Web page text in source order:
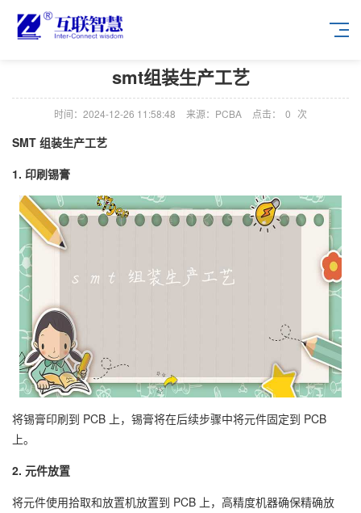
smt组装生产工艺
时间：2024-12-26 11:58:48 来源：PCBA 点击： 0 次
SMT 组装生产工艺
1. 印刷锡膏
将锡膏印刷到 PCB 上，锡膏将在后续步骤中将元件固定到 PCB
上。
2. 元件放置
将元件使用拾取和放置机放置到 PCB 上，高精度机器确保精确放